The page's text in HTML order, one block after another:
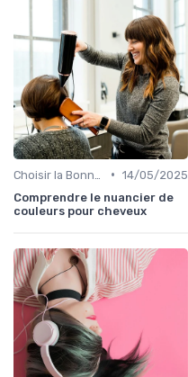
• 14/05/2025
Comprendre le nuancier de
couleurs pour cheveux